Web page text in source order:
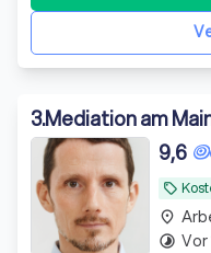
3.Mediation am
local_offer
9,6
place
timelapse Vor